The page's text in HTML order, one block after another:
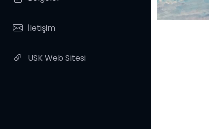
İletişim
USK Web Sitesi